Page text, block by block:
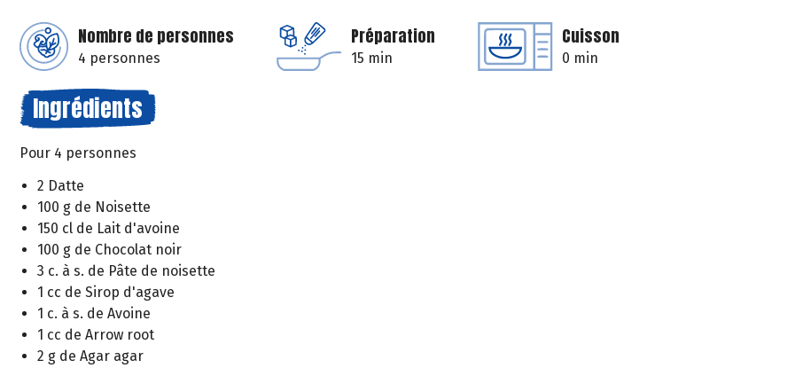
Nombre de personnes
4 personnes
Préparation
15 min
Cuisson
0 min
Ingrédients
Pour 4 personnes
2 Datte
100 g de Noisette
150 cl de Lait d'avoine
100 g de Chocolat noir
3 c. à s. de Pâte de noisette
1 cc de Sirop d'agave
1 c. à s. de Avoine
1 cc de Arrow root
2 g de Agar agar